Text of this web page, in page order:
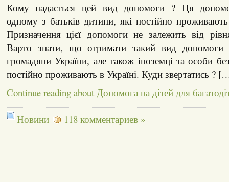
Кому надається цей вид допомоги ? Ця
одному з батьків дитини, які постійно
Призначення цієї допомоги не залежить від
Варто знати, що отримати такий вид допомоги
громадяни України, але також іноземці та особи
постійно проживають в Україні. Куди звертатись ?
Continue reading about Допомога на дітей для
Новини 118 комментариев »